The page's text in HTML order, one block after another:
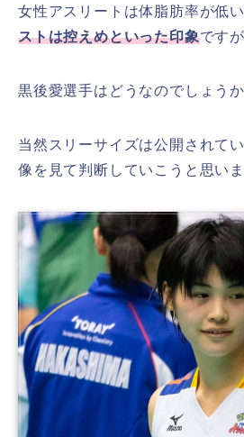
女性アスリートは体脂肪率が低
ストは控えめといった印象です
黒後愛選手はどうなのでしょうか
当然スリーサイズは公開されて
像を見て判断していこうと思いま